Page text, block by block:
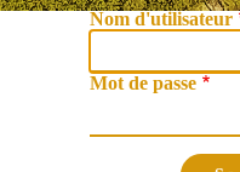
Nom d'utilisateur
Mot de passe